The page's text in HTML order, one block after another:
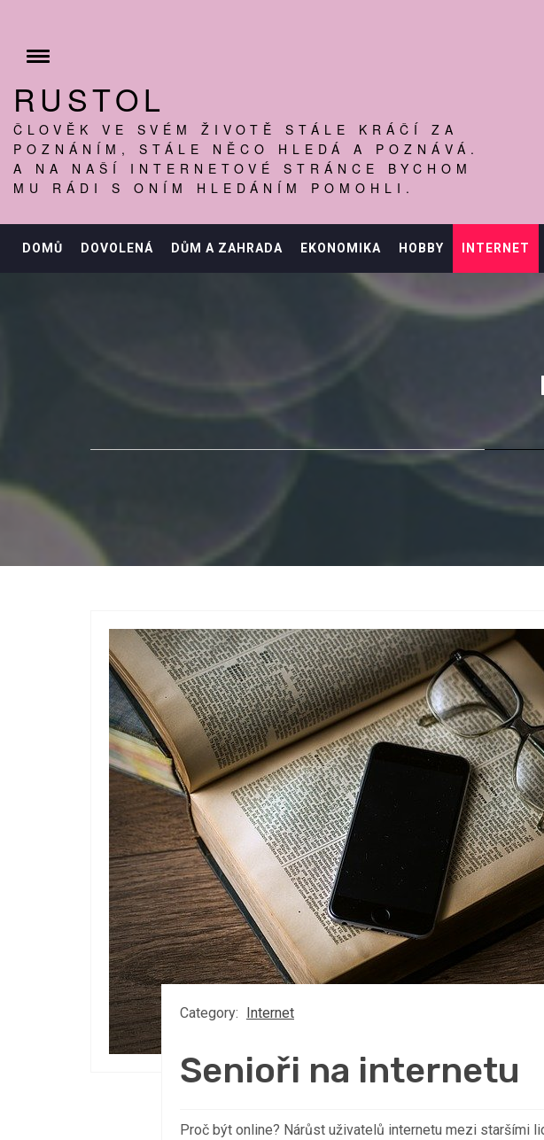
content
Toggle
RUSTOL
ČLOVĚK VE SVÉM ŽIVOTĚ STÁLE KRÁČÍ ZA
POZNÁNÍM, STÁLE NĚCO HLEDÁ A POZNÁVÁ.
A NA NAŠÍ INTERNETOVÉ STRÁNCE BYCHOM
MU RÁDI S ONÍM HLEDÁNÍM POMOHLI.
DOMŮ DOVOLENÁ DŮM A ZAHRADA EKONOMIKA HOBBY INTERNET
Category: Internet
Senioři na internetu
Proč být online? Nárůst uživatelů internetu mezi staršími